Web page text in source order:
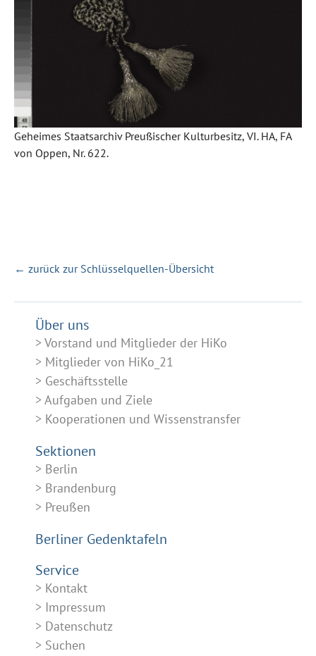
Geheimes Staatsarchiv Preußischer Kulturbesitz, VI. HA, FA
von Oppen, Nr. 622.
← zurück zur Schlüsselquellen-Übersicht
Über uns
Vorstand und Mitglieder der HiKo
Mitglieder von HiKo_21
Geschäftsstelle
Aufgaben und Ziele
Kooperationen und Wissenstransfer
Sektionen
Berlin
Brandenburg
Preußen
Berliner Gedenktafeln
Service
Kontakt
Impressum
Datenschutz
Suchen